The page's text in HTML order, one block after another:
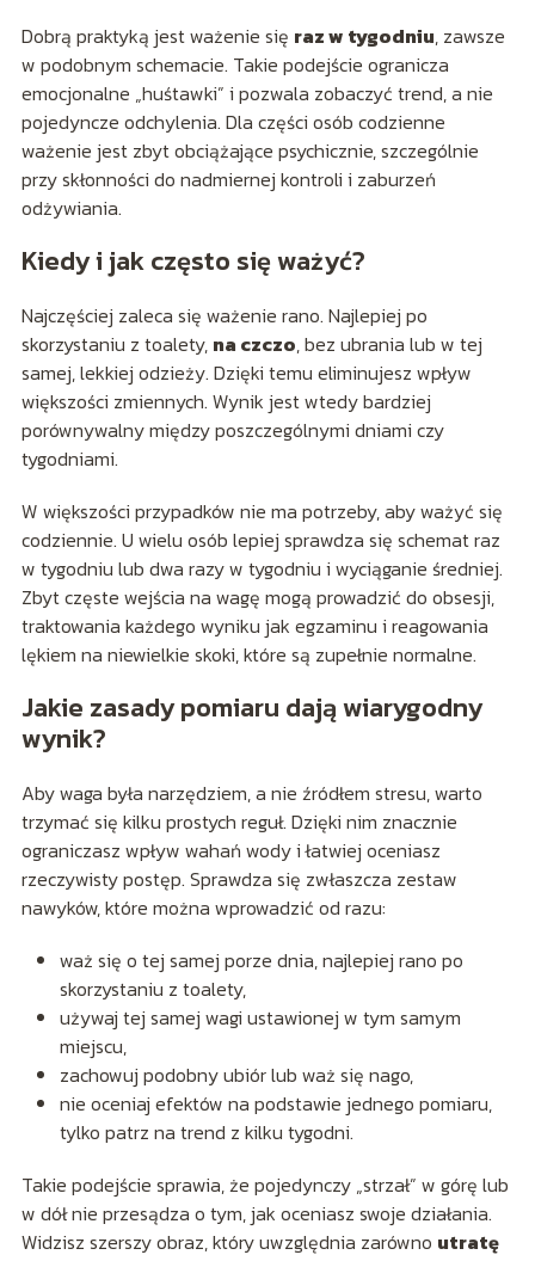
Dobrą praktyką jest ważenie się raz w tygodniu, zawsze
w podobnym schemacie. Takie podejście ogranicza
emocjonalne „huśtawki” i pozwala zobaczyć trend, a nie
pojedyncze odchylenia. Dla części osób codzienne
ważenie jest zbyt obciążające psychicznie, szczególnie
przy skłonności do nadmiernej kontroli i zaburzeń
odżywiania.
Kiedy i jak często się ważyć?
Najczęściej zaleca się ważenie rano. Najlepiej po
skorzystaniu z toalety, na czczo, bez ubrania lub w tej
samej, lekkiej odzieży. Dzięki temu eliminujesz wpływ
większości zmiennych. Wynik jest wtedy bardziej
porównywalny między poszczególnymi dniami czy
tygodniami.
W większości przypadków nie ma potrzeby, aby ważyć się
codziennie. U wielu osób lepiej sprawdza się schemat raz
w tygodniu lub dwa razy w tygodniu i wyciąganie średniej.
Zbyt częste wejścia na wagę mogą prowadzić do obsesji,
traktowania każdego wyniku jak egzaminu i reagowania
lękiem na niewielkie skoki, które są zupełnie normalne.
Jakie zasady pomiaru dają wiarygodny
wynik?
Aby waga była narzędziem, a nie źródłem stresu, warto
trzymać się kilku prostych reguł. Dzięki nim znacznie
ograniczasz wpływ wahań wody i łatwiej oceniasz
rzeczywisty postęp. Sprawdza się zwłaszcza zestaw
nawyków, które można wprowadzić od razu:
waż się o tej samej porze dnia, najlepiej rano po
skorzystaniu z toalety,
używaj tej samej wagi ustawionej w tym samym
miejscu,
zachowuj podobny ubiór lub waż się nago,
nie oceniaj efektów na podstawie jednego pomiaru,
tylko patrz na trend z kilku tygodni.
Takie podejście sprawia, że pojedynczy „strzał” w górę lub
w dół nie przesądza o tym, jak oceniasz swoje działania.
Widzisz szerszy obraz, który uwzględnia zarówno utratę